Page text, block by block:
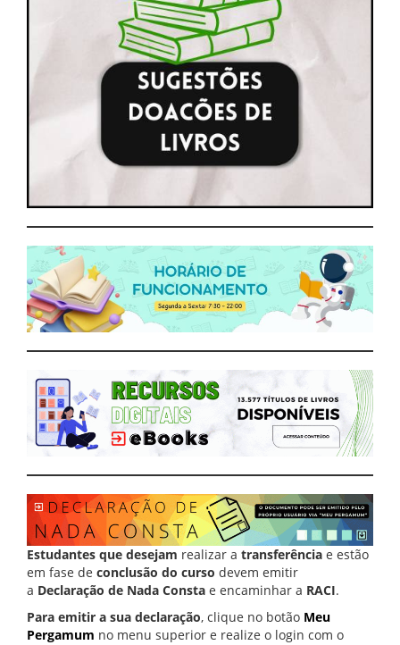
Estudantes que desejam realizar a transferência e estão
em fase de conclusão do curso devem emitir
a Declaração de Nada Consta e encaminhar a RACI.
Para emitir a sua declaração, clique no botão Meu
Pergamum no menu superior e realize o login com o